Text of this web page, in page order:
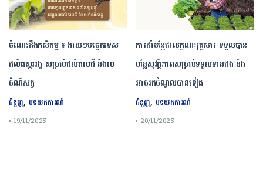
ការដាំបន្លែជាលក្ខណៈគ្រួសារ ទទួលបាន
បន្លែសុវត្ថិភាពសម្រាប់ទទួលទានផង និង
អាចរកចំណូលបានទៀត
ជំនួញ,បទយកការណ៍
• 20/11/2025
ចំណេះដឹងកសិកម្ម ៖ ងាយៗបច្ចេកទេស
ផលិតស្កររងូ សម្រាប់ផលិតមេជី និងមេ
ចំណីសត្វ
ជំនួញ,បទយកការណ៍
• 19/11/2025